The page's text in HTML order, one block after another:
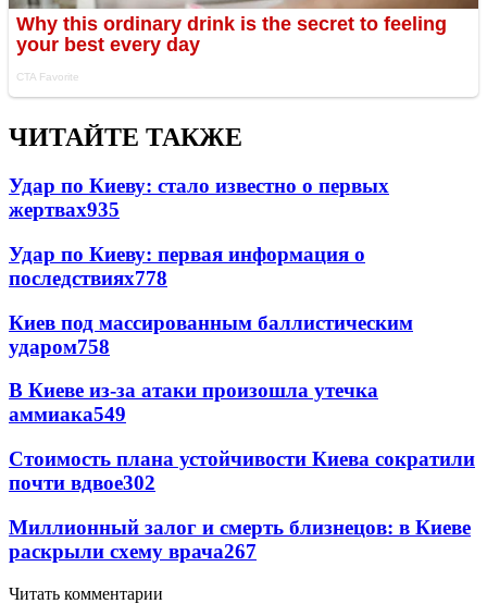
ЧИТАЙТЕ ТАКЖЕ
Удар по Киеву: стало известно о первых
жертвах935
Удар по Киеву: первая информация о
последствиях778
Киев под массированным баллистическим
ударом758
В Киеве из-за атаки произошла утечка
аммиака549
Стоимость плана устойчивости Киева сократили
почти вдвое302
Миллионный залог и смерть близнецов: в Киеве
раскрыли схему врача267
Читать комментарии